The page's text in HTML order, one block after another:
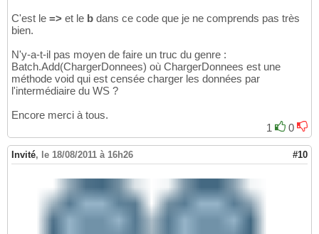
14
15
17
18
19
20
22
24
25
#
#                 //b.IsCompleted = true;
#                 // autre possibilitées
#                 BatchAction action =
#                 action.IsCompleted =
#         };
#         // un userState peut être mis
#         //b.UserState = monUserState;
#     }
# );
C'est le => et le b dans ce code que je ne comprends pas très
bien.
N'y-a-t-il pas moyen de faire un truc du genre :
Batch.Add(ChargerDonnees) où ChargerDonnees est une
méthode void qui est censée charger les données par
l'intermédiaire du WS ?
Encore merci à tous.
1
0
Invité, le 18/08/2011 à 16h26 #10